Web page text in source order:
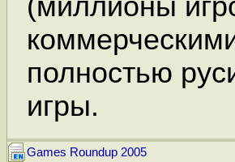
полностью
игры.
Games Roundup 2005